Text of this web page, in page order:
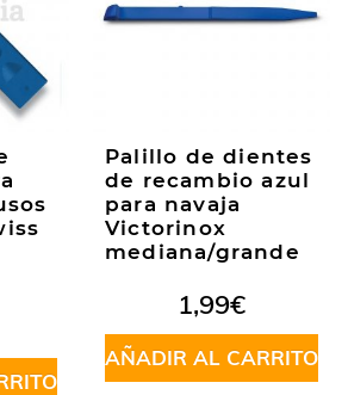
Palillo de dientes
de recambio azul
para navaja
Victorinox
mediana/grande
1,99€
AÑADIR AL CARRITO